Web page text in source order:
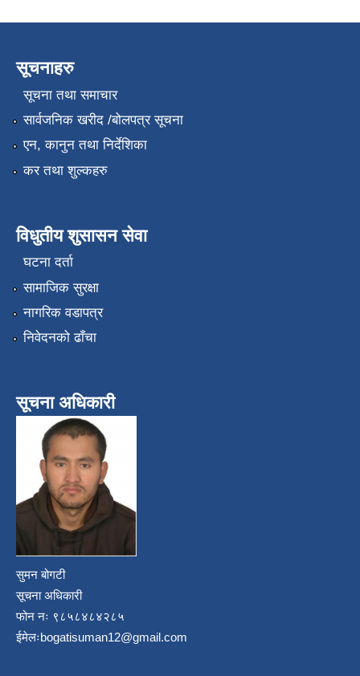
सूचनाहरु
सूचना तथा समाचार
सार्वजनिक खरीद /बोलपत्र सूचना
एन, कानुन तथा निर्देशिका
कर तथा शुल्कहरु
विधुतीय शुसासन सेवा
घटना दर्ता
सामाजिक सुरक्षा
नागरिक वडापत्र
निवेदनको ढाँचा
सूचना अधिकारी
सुमन बोगटी
सूचना अधिकारी
फोन नः ९८५८४८४२८५
ईमेलःbogatisuman12@gmail.com